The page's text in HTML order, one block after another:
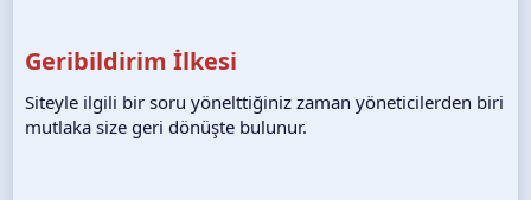
Geribildirim İlkesi
Siteyle ilgili bir soru yönelttiğiniz zaman yöneticilerden biri
mutlaka size geri dönüşte bulunur.